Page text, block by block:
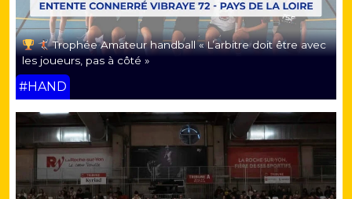
Trophée Amateur handball « L’arbitre doit être avec
les joueurs, pas à côté »
#HAND